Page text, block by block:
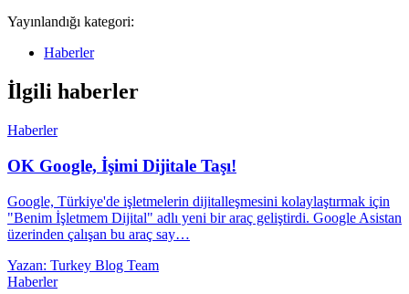
Yayınlandığı kategori:
Haberler
İlgili haberler
Haberler
OK Google, İşimi Dijitale Taşı!
Google, Türkiye'de işletmelerin dijitalleşmesini kolaylaştırmak için
"Benim İşletmem Dijital" adlı yeni bir araç geliştirdi. Google Asistan
üzerinden çalışan bu araç say…
Yazan: Turkey Blog Team
Haberler